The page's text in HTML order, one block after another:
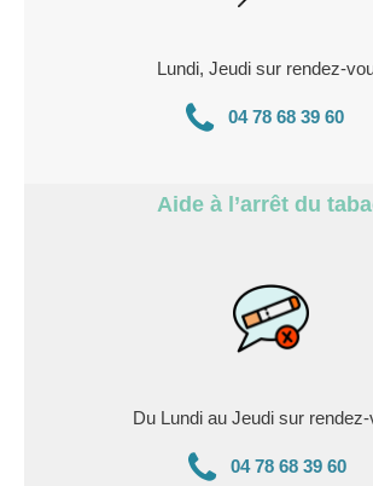
Lundi, Jeudi sur rendez-
04 78 68 39 60
Aide à l’arrêt du
Du Lundi au Jeudi sur
04 78 68 39 60